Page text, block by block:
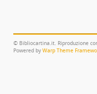
© Bibliocartina.it. Riproduzione
Powered by Warp Theme